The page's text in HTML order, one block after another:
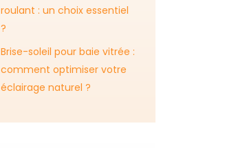
roulant : un choix essentiel
?
Brise-soleil pour baie vitrée :
comment optimiser votre
éclairage naturel ?